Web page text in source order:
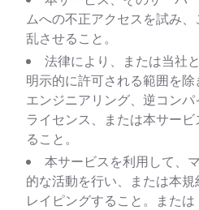
ムへの不正アクセスを試み
乱させること。
法律により、または当社
明示的に許可される範囲を
エンジニアリング、逆コン
ライセンス、または本サー
ること。
本サービスを利用して、
的な活動を行い、または本
レイピングすること。または